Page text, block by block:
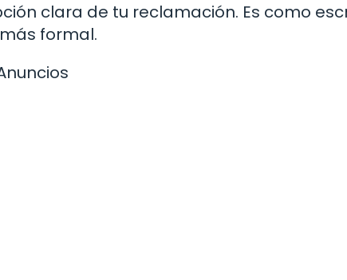
clara de tu reclamación. Es como
formal.